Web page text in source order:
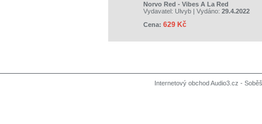
Norvo Red - Vibes A La Red
Vydavatel: Ulvyb | Vydáno: 29.4.2022
Cena: 629 Kč
Internetový obchod Audio3.cz -